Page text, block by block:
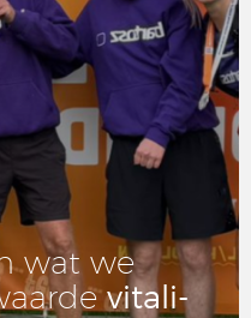
wat we
vi­ta­li­